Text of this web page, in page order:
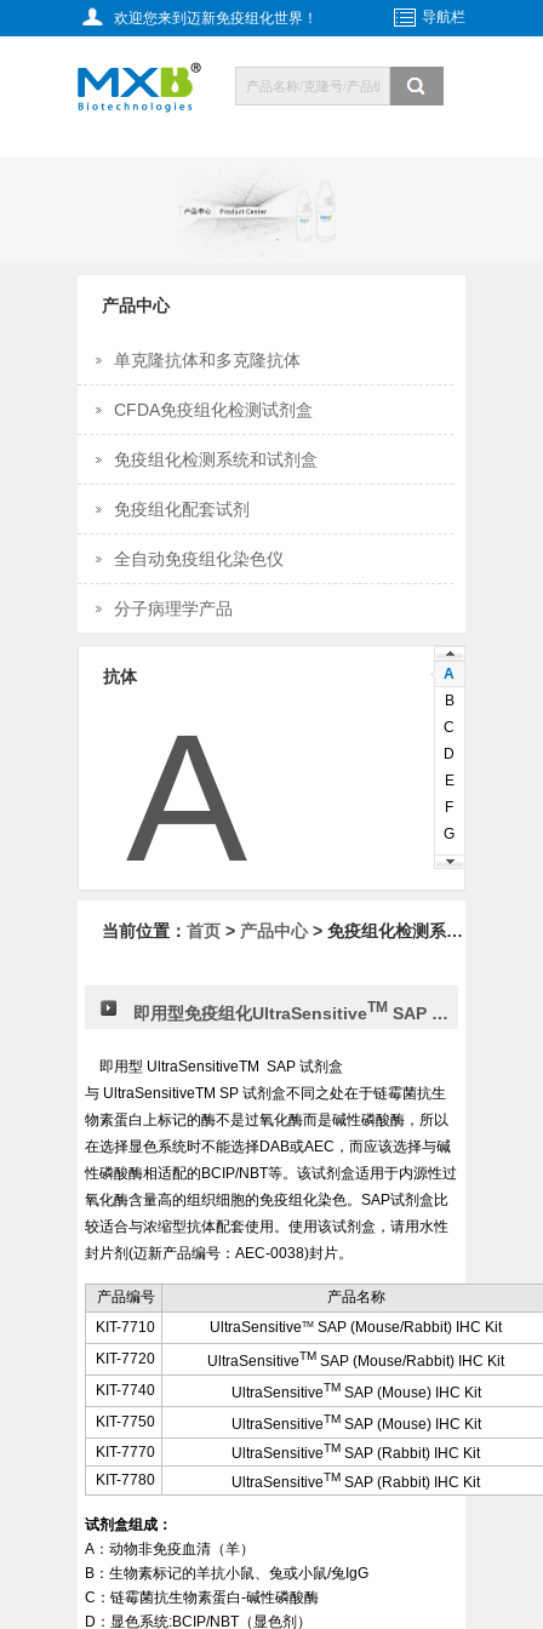
欢迎您来到迈新免疫组化世界！ 导航栏
产品中心
单克隆抗体和多克隆抗体
CFDA免疫组化检测试剂盒
免疫组化检测系统和试剂盒
免疫组化配套试剂
全自动免疫组化染色仪
分子病理学产品
抗体
A
A
B
C
D
E
F
G
H
I
K
N
Q
R
S
T
U
V
X
Y
Z
当前位置： 首页 > 产品中心> 免疫组化检测系统和试剂盒
即用型免疫组化UltraSensitiveTM SAP 检测试剂盒
即用型 UltraSensitiveTM SAP 试剂盒
与 UltraSensitiveTM SP 试剂盒不同之处在于链霉菌抗生
物素蛋白上标记的酶不是过氧化酶而是碱性磷酸酶，所以
在选择显色系统时不能选择DAB或AEC，而应该选择与碱
性磷酸酶相适配的BCIP/NBT等。该试剂盒适用于内源性过
氧化酶含量高的组织细胞的免疫组化染色。SAP试剂盒比
较适合与浓缩型抗体配套使用。使用该试剂盒，请用水性
封片剂(迈新产品编号：AEC-0038)封片。
产品编号
产品名称
KIT-7710
UltraSensitiveTM SAP (Mouse/Rabbit) IHC Kit
KIT-7720
UltraSensitiveTM SAP (Mouse/Rabbit) IHC Kit
KIT-7740
UltraSensitiveTMSAP (Mouse) IHC Kit
KIT-7750
UltraSensitiveTMSAP (Mouse) IHC Kit
KIT-7770
UltraSensitiveTM SAP (Rabbit) IHC Kit
KIT-7780
UltraSensitiveTM SAP (Rabbit) IHC Kit
试剂盒组成 ：
A：动物非免疫血清（羊）
B：生物素标记的羊抗小鼠、兔或小鼠/兔IgG
C：链霉菌抗生物素蛋白-碱性磷酸酶
D：显色系统:BCIP/NBT（显色剂）